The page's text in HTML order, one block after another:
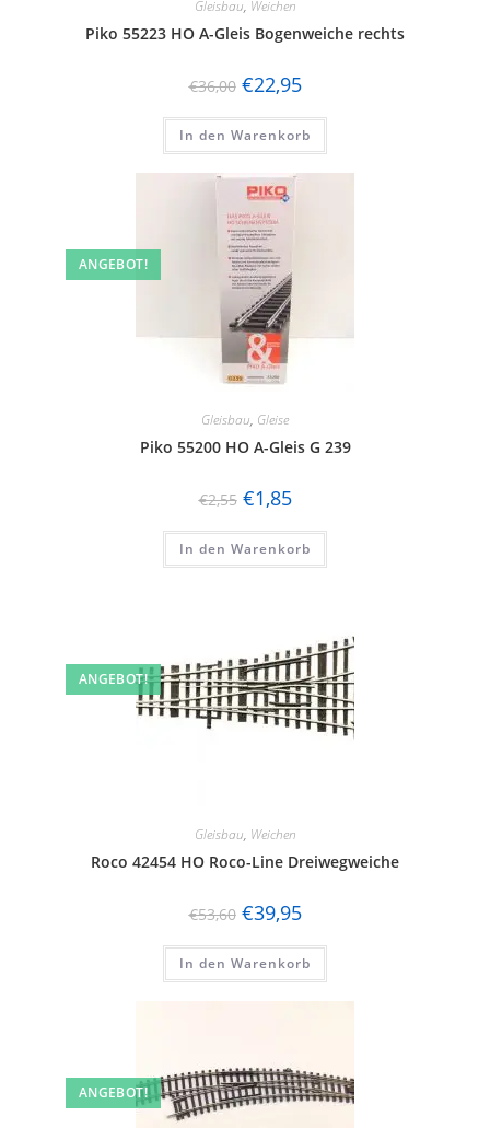
Gleisbau, Weichen
Piko 55223 HO A-Gleis Bogenweiche rechts
€36,00 €22,95
In den Warenkorb
ANGEBOT!
Gleisbau, Gleise
Piko 55200 HO A-Gleis G 239
€2,55 €1,85
In den Warenkorb
ANGEBOT!
Gleisbau, Weichen
Roco 42454 HO Roco-Line Dreiwegweiche
€53,60 €39,95
In den Warenkorb
ANGEBOT!